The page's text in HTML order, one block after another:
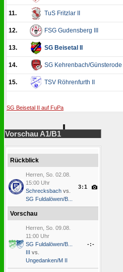
11. TuS Fritzlar II
12. FSG Gudensberg III
13. SG Beisetal II
14. SG Kehrenbach/Günsterode
15. TSV Röhrenfurth II
SG Beisetal II auf FuPa
Vorschau A1/B1
Rückblick
Herren, So. 02.08.
15:00 Uhr
Schrecksbach vs.
SG Fuldalöwen/B...
3:1
Vorschau
Herren, So. 09.08.
11:00 Uhr
SG Fuldalöwen/B...
vs.
Ungedanken/M II
-:-